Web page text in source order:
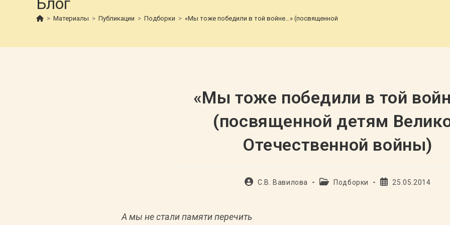
> Материалы > Публикации > Подборки > «Мы тоже победили в той войне…» (посвященной детям Великой Отечественной
«Мы тоже победили в той
(посвященной детям
Отечественной войны)
АвторС.В. Вавилова
РубрикаПодборки
Запись25.05.2014
А мы не стали памяти перечить